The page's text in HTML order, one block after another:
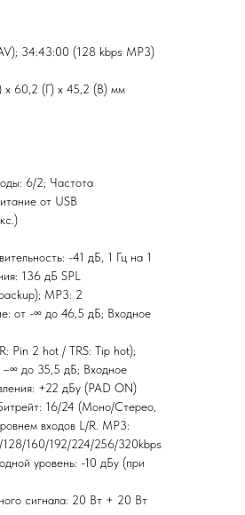
34:43:00 (128 kbps MP3)
x 60,2 (Г) x 45,2 (В) мм
6/2; Частота
от USB
-41 дБ, 1 Гц на 1
136 дБ SPL
MP3: 2
от -∞ до 46,5 дБ; Входное
Pin 2 hot / TRS: Tip hot);
–∞ до 35,5 дБ; Входное
+22 дБу (PAD ON)
16/24 (Моно/Стерео,
входов L/R. MP3:
128/160/192/224/256/320kbps
уровень: -10 дБу (при
сигнала: 20 Вт + 20 Вт